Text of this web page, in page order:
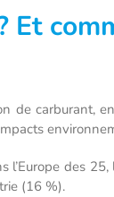
Et
de
des
(16 %).